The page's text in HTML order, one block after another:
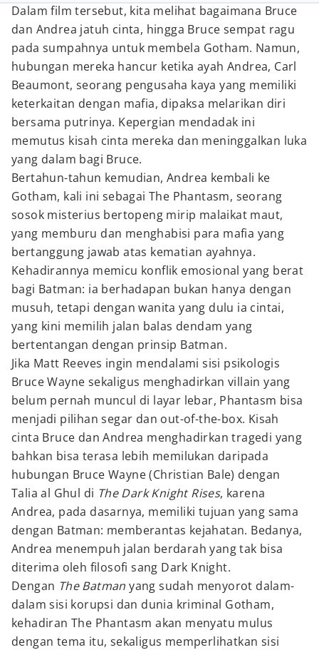
Dalam film tersebut, kita melihat bagaimana Bruce
dan Andrea jatuh cinta, hingga Bruce sempat ragu
pada sumpahnya untuk membela Gotham. Namun,
hubungan mereka hancur ketika ayah Andrea, Carl
Beaumont, seorang pengusaha kaya yang memiliki
keterkaitan dengan mafia, dipaksa melarikan diri
bersama putrinya. Kepergian mendadak ini
memutus kisah cinta mereka dan meninggalkan luka
yang dalam bagi Bruce.
Bertahun-tahun kemudian, Andrea kembali ke
Gotham, kali ini sebagai The Phantasm, seorang
sosok misterius bertopeng mirip malaikat maut,
yang memburu dan menghabisi para mafia yang
bertanggung jawab atas kematian ayahnya.
Kehadirannya memicu konflik emosional yang berat
bagi Batman: ia berhadapan bukan hanya dengan
musuh, tetapi dengan wanita yang dulu ia cintai,
yang kini memilih jalan balas dendam yang
bertentangan dengan prinsip Batman.
Jika Matt Reeves ingin mendalami sisi psikologis
Bruce Wayne sekaligus menghadirkan villain yang
belum pernah muncul di layar lebar, Phantasm bisa
menjadi pilihan segar dan out-of-the-box. Kisah
cinta Bruce dan Andrea menghadirkan tragedi yang
bahkan bisa terasa lebih memilukan daripada
hubungan Bruce Wayne (Christian Bale) dengan
Talia al Ghul di The Dark Knight Rises, karena
Andrea, pada dasarnya, memiliki tujuan yang sama
dengan Batman: memberantas kejahatan. Bedanya,
Andrea menempuh jalan berdarah yang tak bisa
diterima oleh filosofi sang Dark Knight.
Dengan The Batman yang sudah menyorot dalam-
dalam sisi korupsi dan dunia kriminal Gotham,
kehadiran The Phantasm akan menyatu mulus
dengan tema itu, sekaligus memperlihatkan sisi